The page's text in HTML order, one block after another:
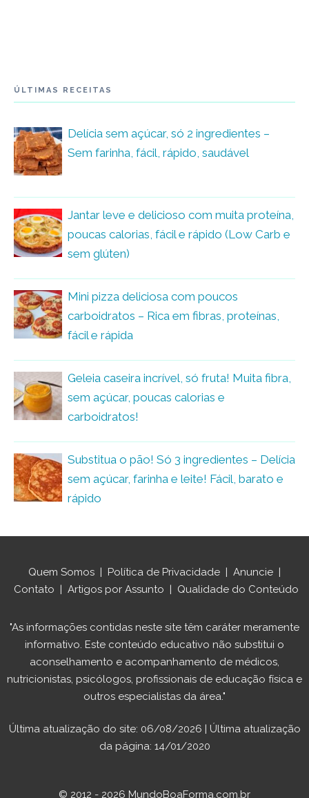
ÚLTIMAS RECEITAS
Delícia sem açúcar, só 2 ingredientes –
Sem farinha, fácil, rápido, saudável
Jantar leve e delicioso com muita proteína,
poucas calorias, fácil e rápido (Low Carb e
sem glúten)
Mini pizza deliciosa com poucos
carboidratos – Rica em fibras, proteínas,
fácil e rápida
Geleia caseira incrível, só fruta! Muita fibra,
sem açúcar, poucas calorias e
carboidratos!
Substitua o pão! Só 3 ingredientes – Delícia
sem açúcar, farinha e leite! Fácil, barato e
rápido
Quem Somos | Política de Privacidade | Anuncie |
Contato | Artigos por Assunto | Qualidade do Conteúdo
"As informações contidas neste site têm caráter meramente
informativo. Este conteúdo educativo não substitui o
aconselhamento e acompanhamento de médicos,
nutricionistas, psicólogos, profissionais de educação física e
outros especialistas da área."
Última atualização do site: 06/08/2026 | Última atualização
da página: 14/01/2020
© 2012 - 2026 MundoBoaForma.com.br